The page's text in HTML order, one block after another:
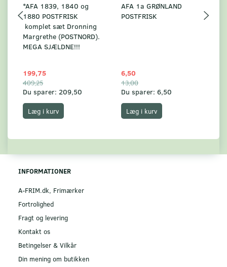
*AFA 1839, 1840 og
1880 POSTFRISK
komplet sæt Dronning
Margrethe (POSTNORD).
MEGA SJÆLDNE!!!
199,75
409,25
Du sparer: 209,50
Læg i kurv
AFA 1a GRØNLAND
POSTFRISK
6,50
13,00
Du sparer: 6,50
Læg i kurv
INFORMATIONER
A-FRIM.dk, Frimærker
Fortrolighed
Fragt og levering
Kontakt os
Betingelser & Vilkår
Din mening om butikken